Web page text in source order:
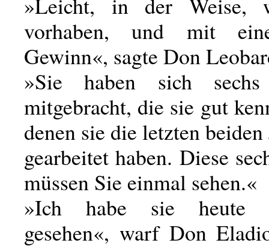
vorhaben, und mit
Gewinn«, sagte Don
»Sie haben sich sechs
mitgebracht, die sie gut
denen sie die letzten beiden
gearbeitet haben. Diese
müssen Sie einmal sehen.«
»Ich habe sie heute
gesehen«, warf Don